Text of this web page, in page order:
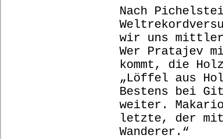
Nach
wir uns
Wer Pratajev
kommt, die
„Löffel aus
Bestens bei
weiter.
letzte, der
Wanderer.“